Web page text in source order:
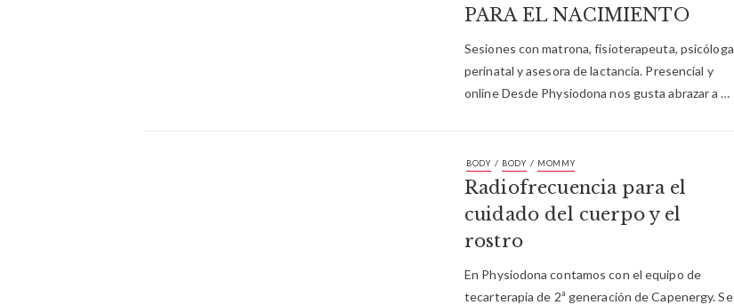
PARA EL NACIMIENTO
Sesiones con matrona, fisioterapeuta, psicóloga
perinatal y asesora de lactancia. Presencial y
online Desde Physiodona nos gusta abrazar a …
BODY / BODY / MOMMY
Radiofrecuencia para el
cuidado del cuerpo y el
rostro
En Physiodona contamos con el equipo de
tecarterapia de 2ª generación de Capenergy. Se